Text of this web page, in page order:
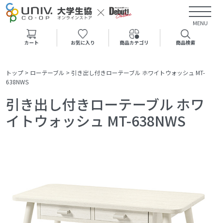
MENU
カート お気に入り 商品カテゴリ 商品検索
トップ > ローテーブル > 引き出し付きローテーブル ホワイトウォッシュ MT-
638NWS
引き出し付きローテーブル ホワ
イトウォッシュ MT-638NWS